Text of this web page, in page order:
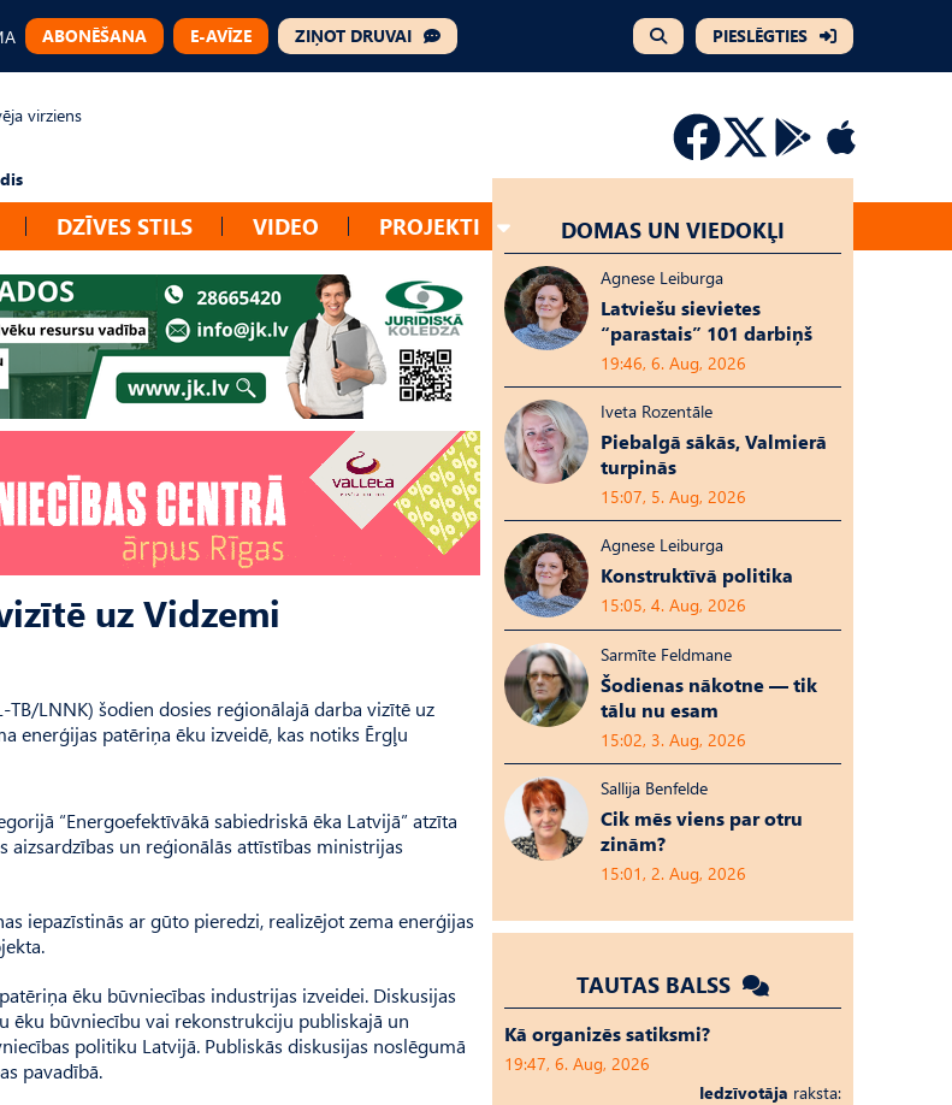
ABONĒŠANA E-AVĪZE ZIŅOT DRUVAI PIESLĒGTIES
virziens
DZĪVES STILS VIDEO PROJEKTI
uz Vidzemi
LNNK) šodien dosies reģionālajā darba vizītē uz
enerģijas patēriņa ēku izveidē, kas notiks Ērgļu
“Energoefektīvākā sabiedriskā ēka Latvijā” atzīta
aizsardzības un reģionālās attīstības ministrijas
iepazīstinās ar gūto pieredzi, realizējot zema enerģijas
ēku būvniecības industrijas izveidei. Diskusijas
ēku būvniecību vai rekonstrukciju publiskajā un
politiku Latvijā. Publiskās diskusijas noslēgumā
pavadībā.
DOMAS UN VIEDOKĻI
Agnese Leiburga
Latviešu sievietes
“parastais” 101 darbiņš
19:46, 6. Aug, 2026
Iveta Rozentāle
Piebalgā sākās, Valmierā
turpinās
15:07, 5. Aug, 2026
Agnese Leiburga
Konstruktīvā politika
15:05, 4. Aug, 2026
Sarmīte Feldmane
Šodienas nākotne — tik
tālu nu esam
15:02, 3. Aug, 2026
Sallija Benfelde
Cik mēs viens par otru
zinām?
15:01, 2. Aug, 2026
TAUTAS BALSS
Kā organizēs satiksmi?
19:47, 6. Aug, 2026
Iedzīvotāja raksta: